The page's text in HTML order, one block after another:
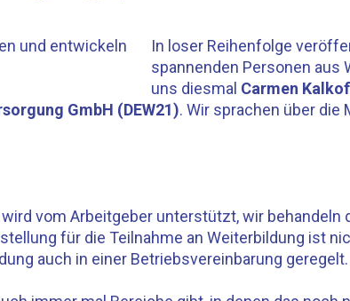
In loser Reihenfolge
spannenden Personen aus
uns diesmal Carmen
GmbH (DEW21). Wir sprachen über die
vom Arbeitgeber unterstützt, wir behandeln
für die Teilnahme an Weiterbildung ist
auch in einer Betriebsvereinbarung geregelt.